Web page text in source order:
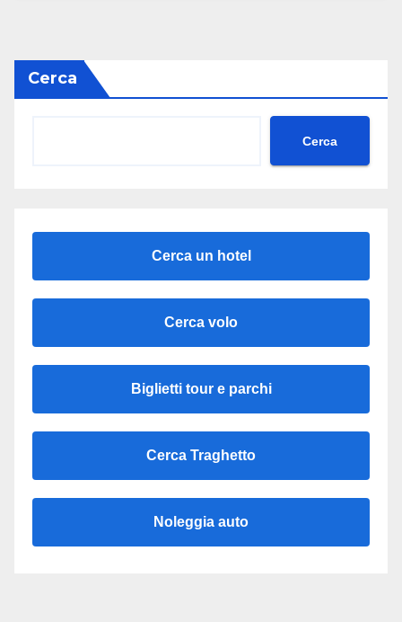
Cerca
Cerca
Cerca un hotel
Cerca volo
Biglietti tour e parchi
Cerca Traghetto
Noleggia auto